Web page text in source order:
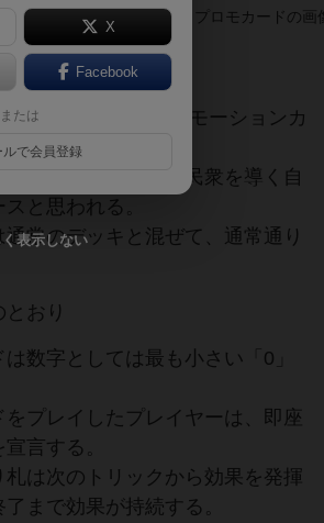
す特殊カード
料で配布されたプロモーションカ
ラクロワの代表作「民衆を導く自
と思われる。
通常のデッキと混ぜて、通常通り
おり
は数字としては最も小さい「0」
をプレイしたプレイヤーは、即座
言する。
は次のトリックから効果を発揮
了まで効果が持続する。
X
Facebook
または
ルで会員登録
表示しない